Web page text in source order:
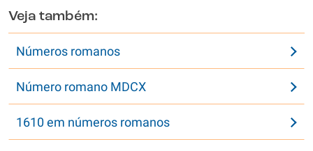
Veja também:
Números romanos
Número romano MDCX
1610 em números romanos